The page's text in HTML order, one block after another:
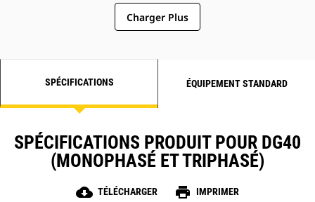
Charger Plus
SPÉCIFICATIONS ÉQUIPEMENT STANDARD
SPÉCIFICATIONS PRODUIT POUR DG40
(MONOPHASÉ ET TRIPHASÉ)
cloud_download TÉLÉCHARGER print IMPRIMER